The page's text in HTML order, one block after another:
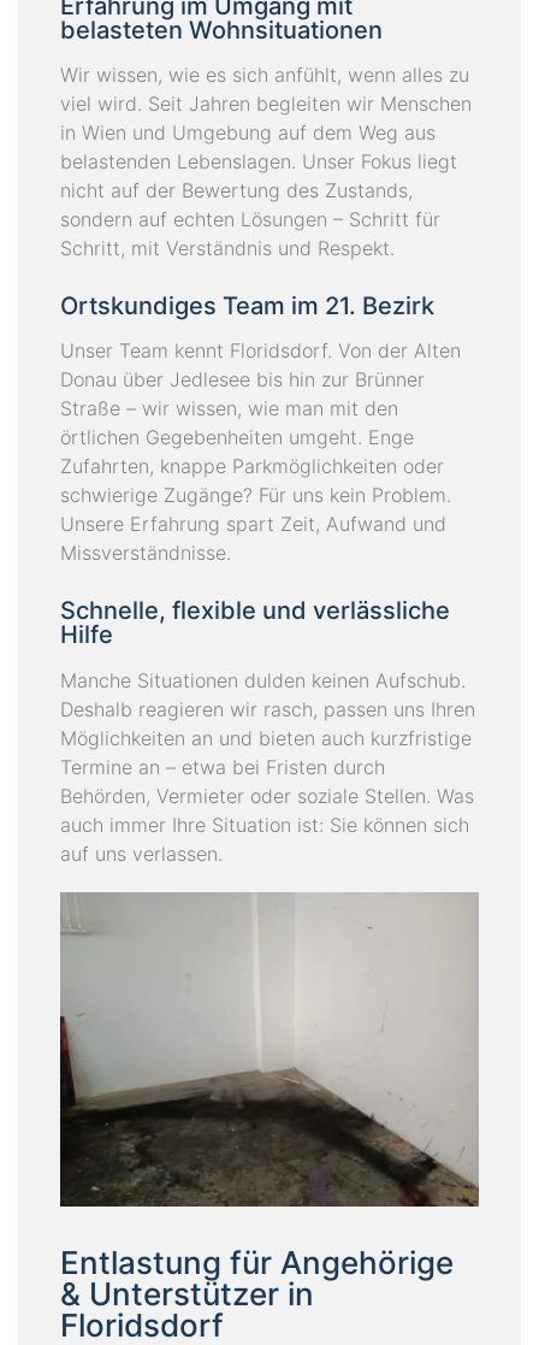
belasteten Wohnsituationen
Wir wissen, wie es sich anfühlt, wenn alles zu
viel wird. Seit Jahren begleiten wir Menschen
in Wien und Umgebung auf dem Weg aus
belastenden Lebenslagen. Unser Fokus liegt
nicht auf der Bewertung des Zustands,
sondern auf echten Lösungen – Schritt für
Schritt, mit Verständnis und Respekt.
Ortskundiges Team im 21. Bezirk
Unser Team kennt Floridsdorf. Von der Alten
Donau über Jedlesee bis hin zur Brünner
Straße – wir wissen, wie man mit den
örtlichen Gegebenheiten umgeht. Enge
Zufahrten, knappe Parkmöglichkeiten oder
schwierige Zugänge? Für uns kein Problem.
Unsere Erfahrung spart Zeit, Aufwand und
Missverständnisse.
Schnelle, flexible und verlässliche
Hilfe
Manche Situationen dulden keinen Aufschub.
Deshalb reagieren wir rasch, passen uns Ihren
Möglichkeiten an und bieten auch kurzfristige
Termine an – etwa bei Fristen durch
Behörden, Vermieter oder soziale Stellen. Was
auch immer Ihre Situation ist: Sie können sich
auf uns verlassen.
Entlastung für Angehörige
& Unterstützer in
Floridsdorf